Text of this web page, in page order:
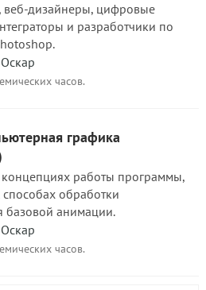
веб-дизайнеры, цифровые
и разработчики по
часов.
графика
работы программы,
обработки
базовой анимации.
часов.